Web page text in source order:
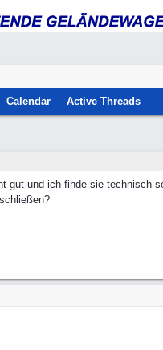
Calendar Active Threads
gut und ich finde sie technisch